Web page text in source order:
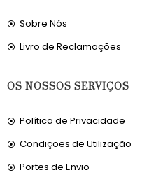
Sobre Nós
Livro de Reclamações
OS NOSSOS SERVIÇOS
Política de Privacidade
Condições de Utilização
Portes de Envio